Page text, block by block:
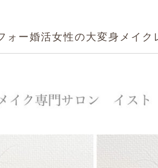
ー婚活女性の大変身メイク